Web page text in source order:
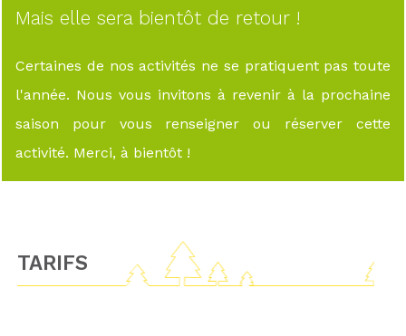
Mais elle sera bientôt de retour !
Certaines de nos activités ne se pratiquent pas toute
l'année. Nous vous invitons à revenir à la prochaine
saison pour vous renseigner ou réserver cette
activité. Merci, à bientôt !
TARIFS